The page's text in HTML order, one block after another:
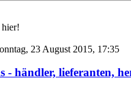
23 August 2015, 17:35
- händler, lieferanten,